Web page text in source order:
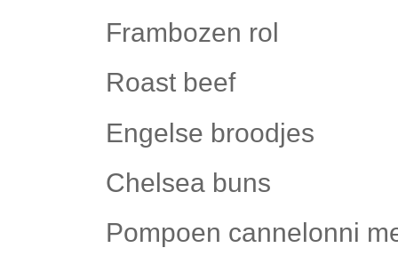
Frambozen rol
Roast beef
Engelse broodjes
Chelsea buns
Pompoen cannelonni